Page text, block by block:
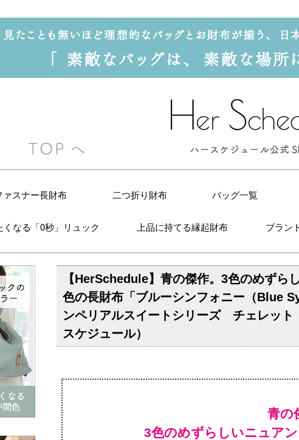
ァスナー長財布 二つ折り財布 バッグ一覧
くなる「0秒」リュック 上品に持てる縁起財布 ブラン
【HerSchedule】青の傑作。3色のめずら
色の長財布「ブルーシンフォニー（Blue
ンペリアルスイートシリーズ チェレッ
スケジュール）
青の
3色のめずらしいニュア